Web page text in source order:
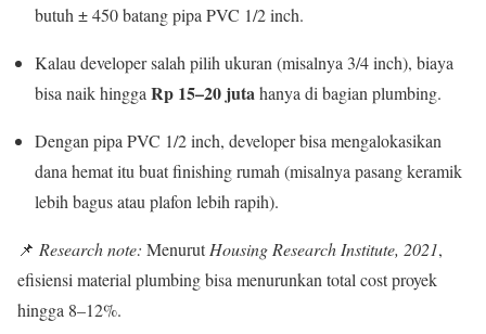
butuh ± 450 batang pipa PVC 1/2 inch.
Kalau developer salah pilih ukuran (misalnya 3/4 inch), biaya
bisa naik hingga Rp 15–20 juta hanya di bagian plumbing.
Dengan pipa PVC 1/2 inch, developer bisa mengalokasikan
dana hemat itu buat finishing rumah (misalnya pasang keramik
lebih bagus atau plafon lebih rapih).
📌 Research note: MenurutHousing Research Institute, 2021,
efisiensi material plumbing bisa menurunkan total cost proyek
hingga 8–12%.